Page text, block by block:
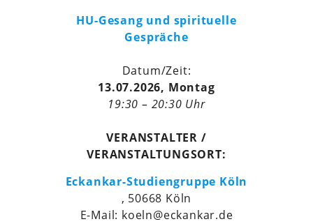
HU-Gesang und spirituelle
Gespräche
Datum/Zeit:
13.07.2026, Montag
19:30 – 20:30 Uhr
VERANSTALTER /
VERANSTALTUNGSORT:
Eckankar-Studiengruppe Köln
, 50668 Köln
E-Mail: koeln@eckankar.de